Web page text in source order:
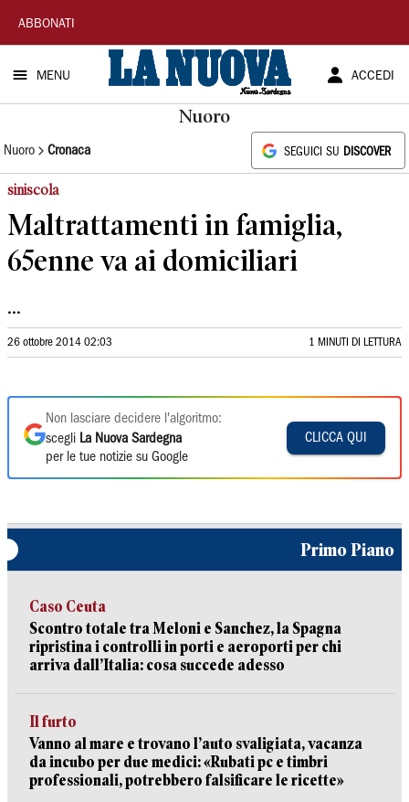
La
Nuova
Sardegna
ABBONATI
MENU ACCEDI
Nuoro
Nuoro Cronaca SEGUICI SU DISCOVER
siniscola
Maltrattamenti in famiglia,
65enne va ai domiciliari
...
26 ottobre 2014 02:03 1 MINUTI DI LETTURA
Non lasciare decidere l'algoritmo:
scegli La Nuova Sardegna
per le tue notizie su Google
CLICCA QUI
Primo Piano
Caso Ceuta
Scontro totale tra Meloni e Sanchez, la Spagna
ripristina i controlli in porti e aeroporti per chi
arriva dall’Italia: cosa succede adesso
Il furto
Vanno al mare e trovano l’auto svaligiata, vacanza
da incubo per due medici: «Rubati pc e timbri
professionali, potrebbero falsificare le ricette»